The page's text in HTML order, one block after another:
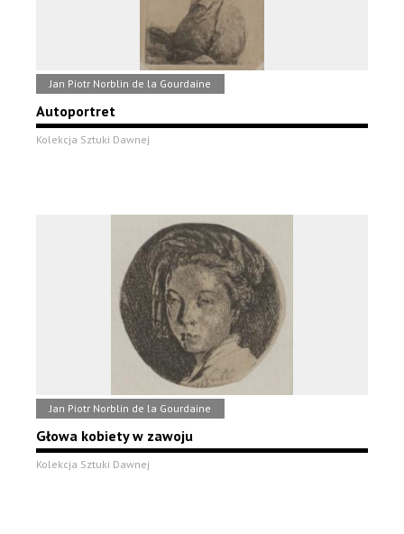
Jan Piotr Norblin de la Gourdaine
Autoportret
Kolekcja Sztuki Dawnej
Jan Piotr Norblin de la Gourdaine
Głowa kobiety w zawoju
Kolekcja Sztuki Dawnej